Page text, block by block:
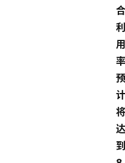
合
利
用
率
预
计
将
达
到